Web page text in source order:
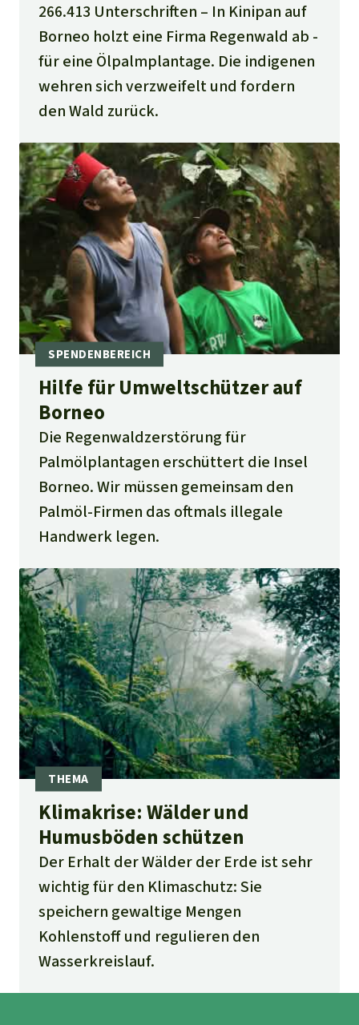
266.413 Unterschriften
In Kinipan auf
Borneo holzt eine Firma Regenwald ab -
für eine Ölpalmplantage. Die indigenen
wehren sich verzweifelt und fordern
den Wald zurück.
Hilfe für Umwelt­schützer auf
Borneo
Die Regenwaldzerstörung für
Palmölplantagen erschüttert die Insel
Borneo. Wir müssen gemeinsam den
Palmöl-Firmen das oftmals illegale
Handwerk legen.
Klimakrise: Wälder und
Humusböden schützen
Der Erhalt der Wälder der Erde ist sehr
wichtig für den Klimaschutz: Sie
speichern gewaltige Mengen
Kohlenstoff und regulieren den
Wasserkreislauf.